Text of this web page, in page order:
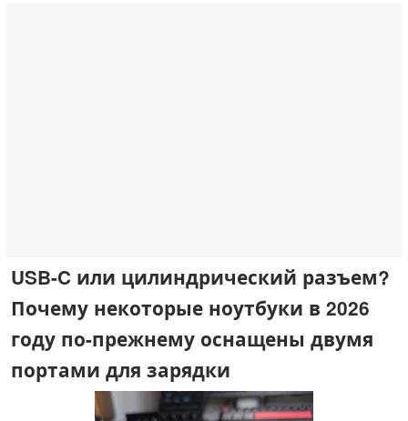
USB-C или цилиндрический разъем?
Почему некоторые ноутбуки в 2026
году по-прежнему оснащены двумя
портами для зарядки